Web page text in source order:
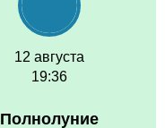
12 августа
19:36
Полнолуние